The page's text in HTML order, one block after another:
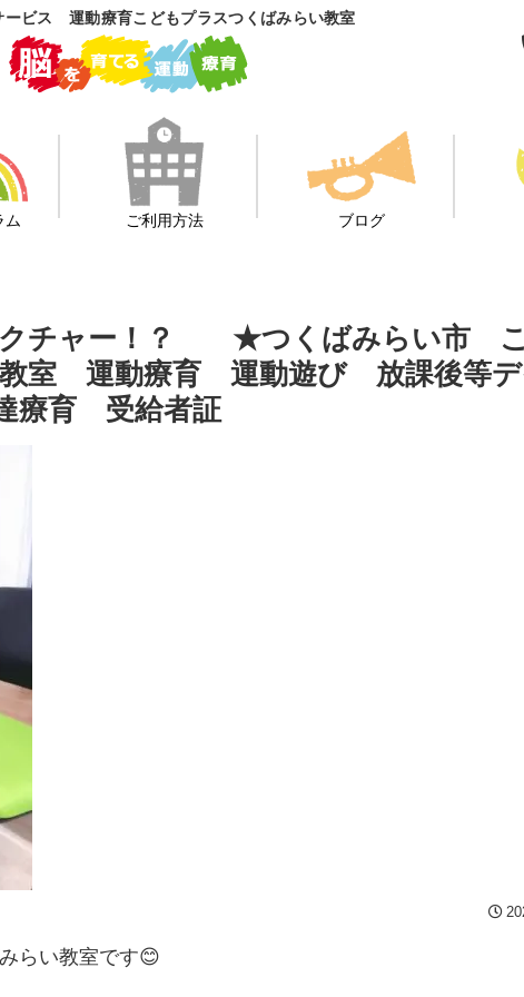
ービス 運動療育こどもプラスつくばみらい教室
ム ご利用方法 ブログ
クチャー！？ ★つくばみらい市
教室 運動療育 運動遊び 放課後等
療育 受給者証
らい教室です😊